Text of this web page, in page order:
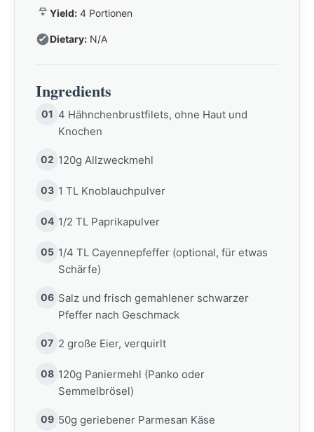
Yield: 4 Portionen
Dietary: N/A
Ingredients
01 4 Hähnchenbrustfilets, ohne Haut und
Knochen
02 120g Allzweckmehl
03 1 TL Knoblauchpulver
04 1/2 TL Paprikapulver
05 1/4 TL Cayennepfeffer (optional, für etwas
Schärfe)
06 Salz und frisch gemahlener schwarzer
Pfeffer nach Geschmack
07 2 große Eier, verquirlt
08 120g Paniermehl (Panko oder
Semmelbrösel)
09 50g geriebener Parmesan Käse